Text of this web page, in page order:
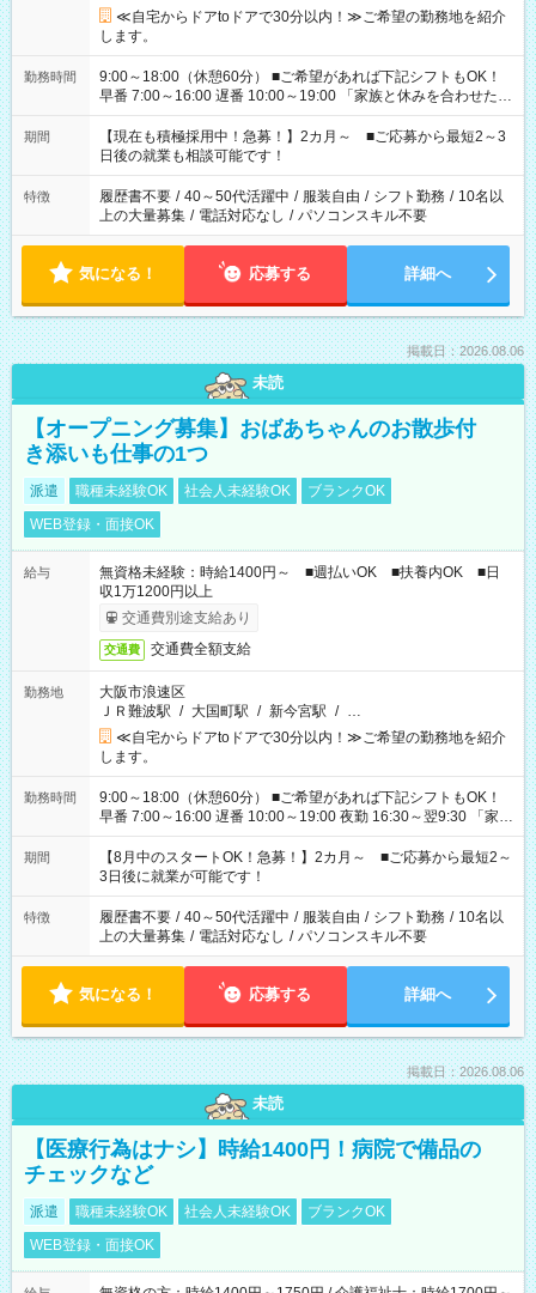
≪自宅からドアtoドアで30分以内！≫ご希望の勤務地を紹介
します。
勤務時間
9:00～18:00（休憩60分） ■ご希望があれば下記シフトもOK！
早番 7:00～16:00 遅番 10:00～19:00 「家族と休みを合わせた
い」 「余裕を持って夕飯の準備がしたい」 「できれば残業はし
たくない」 など、ご希望を教えてくださいね。 ※Wワーク希望
の方へ 今ご覧のお仕事で希望する勤務時間と、もう1つのお仕事
の勤務時間。 合計で週40時間を超える場合は応募できません。
期間
【現在も積極採用中！急募！】2カ月～ ■ご応募から最短2～3
日後の就業も相談可能です！
特徴 履歴書不要 / 40～50代活躍中 / 服装自由 / シフト勤務 / 10名以
上の大量募集 / 電話対応なし / パソコンスキル不要
気になる！ 応募する 詳細へ
掲載日：2026.08.06
未読
【オープニング募集】おばあちゃんのお散歩付
き添いも仕事の1つ
派遣 職種未経験OK 社会人未経験OK
ブランクOK
WEB登録・面接OK
給与
無資格未経験：時給1400円～ ■週払いOK ■扶養内OK ■日
収1万1200円以上
交通費別途支給あり
交通費 交通費全額支給
勤務地
大阪市浪速区
ＪＲ難波駅 / 大国町駅 / 新今宮駅 / …
≪自宅からドアtoドアで30分以内！≫ご希望の勤務地を紹介
します。
勤務時間
9:00～18:00（休憩60分） ■ご希望があれば下記シフトもOK！
早番 7:00～16:00 遅番 10:00～19:00 夜勤 16:30～翌9:30 「家族
と休みを合わせたい」 「余裕を持って夕飯の準備がしたい」
「できれば残業はしたくない」 など、ご希望を教えてください
ね。 ※Wワーク希望の方へ 今ご覧のお仕事で希望する勤務時間
と、もう1つのお仕事の勤務時間。 合計で週40時間を超える場
合は応募できません。
期間
【8月中のスタートOK！急募！】2カ月～ ■ご応募から最短2～
3日後に就業が可能です！
特徴 履歴書不要 / 40～50代活躍中 / 服装自由 / シフト勤務 / 10名以
上の大量募集 / 電話対応なし / パソコンスキル不要
気になる！ 応募する 詳細へ
掲載日：2026.08.06
未読
【医療行為はナシ】時給1400円！病院で備品の
チェックなど
派遣 職種未経験OK 社会人未経験OK
ブランクOK
WEB登録・面接OK